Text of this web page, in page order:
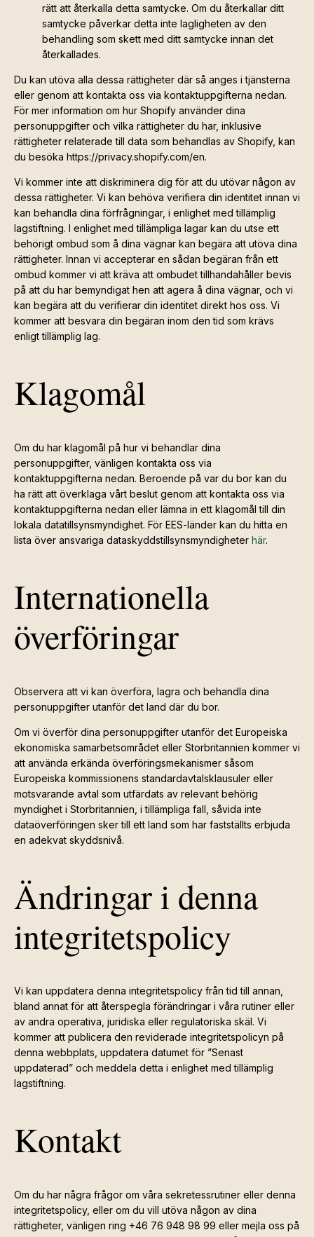
rätt att återkalla detta samtycke. Om du återkallar ditt
samtycke påverkar detta inte lagligheten av den
behandling som skett med ditt samtycke innan det
återkallades.
Du kan utöva alla dessa rättigheter där så anges i tjänsterna
eller genom att kontakta oss via kontaktuppgifterna nedan.
För mer information om hur Shopify använder dina
personuppgifter och vilka rättigheter du har, inklusive
rättigheter relaterade till data som behandlas av Shopify, kan
du besöka https://privacy.shopify.com/en.
Vi kommer inte att diskriminera dig för att du utövar någon av
dessa rättigheter. Vi kan behöva verifiera din identitet innan vi
kan behandla dina förfrågningar, i enlighet med tillämplig
lagstiftning. I enlighet med tillämpliga lagar kan du utse ett
behörigt ombud som å dina vägnar kan begära att utöva dina
rättigheter. Innan vi accepterar en sådan begäran från ett
ombud kommer vi att kräva att ombudet tillhandahåller bevis
på att du har bemyndigat hen att agera å dina vägnar, och vi
kan begära att du verifierar din identitet direkt hos oss. Vi
kommer att besvara din begäran inom den tid som krävs
enligt tillämplig lag.
Klagomål
Om du har klagomål på hur vi behandlar dina
personuppgifter, vänligen kontakta oss via
kontaktuppgifterna nedan. Beroende på var du bor kan du
ha rätt att överklaga vårt beslut genom att kontakta oss via
kontaktuppgifterna nedan eller lämna in ett klagomål till din
lokala datatillsynsmyndighet. För EES-länder kan du hitta en
lista över ansvariga dataskyddstillsynsmyndigheter här.
Internationella
överföringar
Observera att vi kan överföra, lagra och behandla dina
personuppgifter utanför det land där du bor.
Om vi överför dina personuppgifter utanför det Europeiska
ekonomiska samarbetsområdet eller Storbritannien kommer vi
att använda erkända överföringsmekanismer såsom
Europeiska kommissionens standardavtalsklausuler eller
motsvarande avtal som utfärdats av relevant behörig
myndighet i Storbritannien, i tillämpliga fall, såvida inte
dataöverföringen sker till ett land som har fastställts erbjuda
en adekvat skyddsnivå.
Ändringar i denna
integritetspolicy
Vi kan uppdatera denna integritetspolicy från tid till annan,
bland annat för att återspegla förändringar i våra rutiner eller
av andra operativa, juridiska eller regulatoriska skäl. Vi
kommer att publicera den reviderade integritetspolicyn på
denna webbplats, uppdatera datumet för ”Senast
uppdaterad” och meddela detta i enlighet med tillämplig
lagstiftning.
Kontakt
Om du har några frågor om våra sekretessrutiner eller denna
integritetspolicy, eller om du vill utöva någon av dina
rättigheter, vänligen ring +46 76 948 98 99 eller mejla oss på